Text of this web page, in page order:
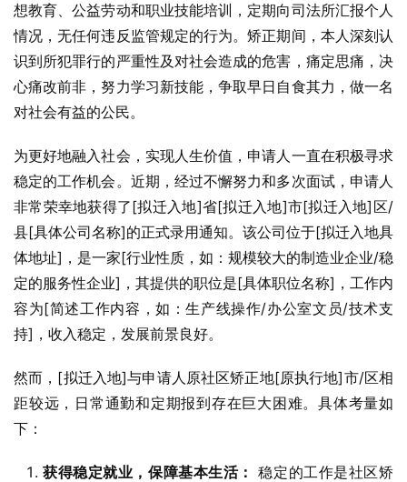
想教育、公益劳动和职业技能培训，定期向司法所汇报个人
情况，无任何违反监管规定的行为。矫正期间，本人深刻认
识到所犯罪行的严重性及对社会造成的危害，痛定思痛，决
心痛改前非，努力学习新技能，争取早日自食其力，做一名
对社会有益的公民。
为更好地融入社会，实现人生价值，申请人一直在积极寻求
稳定的工作机会。近期，经过不懈努力和多次面试，申请人
非常荣幸地获得了[拟迁入地]省[拟迁入地]市[拟迁入地]区/
县[具体公司名称]的正式录用通知。该公司位于[拟迁入地具
体地址]，是一家[行业性质，如：规模较大的制造业企业/稳
定的服务性企业]，其提供的职位是[具体职位名称]，工作内
容为[简述工作内容，如：生产线操作/办公室文员/技术支
持]，收入稳定，发展前景良好。
然而，[拟迁入地]与申请人原社区矫正地[原执行地]市/区相
距较远，日常通勤和定期报到存在巨大困难。具体考量如
下：
获得稳定就业，保障基本生活： 稳定的工作是社区矫